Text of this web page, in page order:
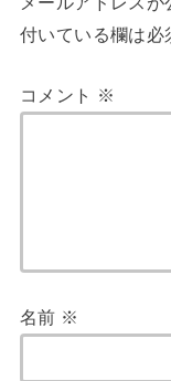
付いている欄は必
コメント ※
名前 ※